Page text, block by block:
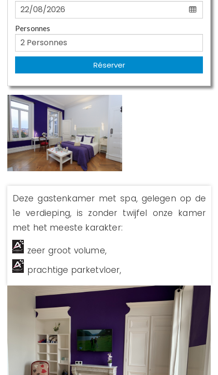
Personnes
Réserver
Deze gastenkamer met spa, gelegen op de
1e verdieping, is zonder twijfel onze kamer
met het meeste karakter:
zeer groot volume,
prachtige parketvloer,